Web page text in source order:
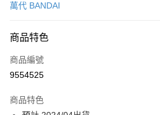
Apple Pay
Google Pay
大哥付你分期
萬代 BANDAI
商品特色
商品編號
9554525
商品特色